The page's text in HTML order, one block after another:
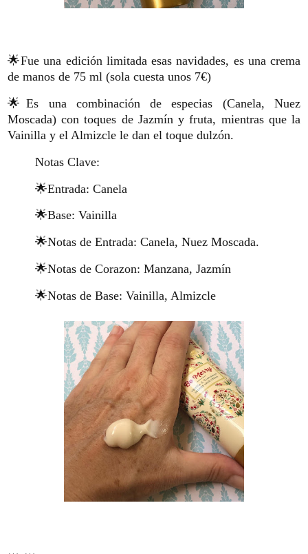
🌟Fue una edición limitada esas navidades, es una crema
de manos de 75 ml (sola cuesta unos 7€)
🌟Es una combinación de especias (Canela, Nuez
Moscada) con toques de Jazmín y fruta, mientras que la
Vainilla y el Almizcle le dan el toque dulzón.
Notas Clave:
🌟Entrada: Canela
🌟Base: Vainilla
🌟Notas de Entrada: Canela, Nuez Moscada.
🌟Notas de Corazon: Manzana, Jazmín
🌟Notas de Base: Vainilla, Almizcle